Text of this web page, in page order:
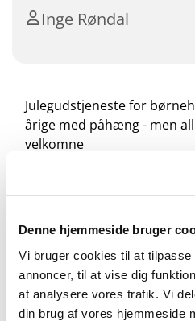
Denne hjemmeside bruger
Vi bruger cookies til at tilpasse
annoncer, til at vise dig
at analysere vores trafik. Vi
din brug af vores hjemmeside
Inge Røndal
Julegudstjeneste for
årige med påhæng - men
velkomne